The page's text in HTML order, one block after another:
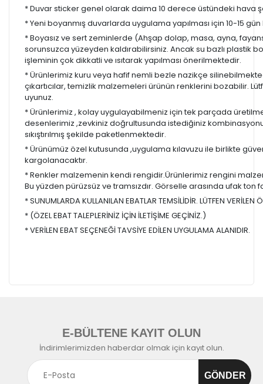
* Duvar sticker genel olarak daima 10 derece üstündeki hava
* Yeni boyanmış duvarlarda uygulama yapılması için 10-15
* Boyasız ve sert zeminlerde (Ahşap dolap, masa, ayna,
sorunsuzca yüzeyden kaldırabilirsiniz. Ancak su bazlı plastik
işleminin çok dikkatli ve ısıtarak yapılması önerilmektedir.
* Ürünlerimiz kuru veya hafif nemli bezle nazikçe
çıkartıcılar, temizlik malzemeleri ürünün renklerini bozabilir.
uyunuz.
* Ürünlerimiz , kolay uygulayabilmeniz için tek parçada
desenlerimiz ,zevkiniz doğrultusunda istediğiniz
sıkıştırılmış şekilde paketlenmektedir.
* Ürünümüz özel kutusunda ,uygulama kılavuzu ile birlikte
kargolanacaktır.
* Renkler malzemenin kendi rengidir.Ürünlerimiz rengini
Bu yüzden pürüzsüz ve tramsızdır. Görselle arasında ufak ton
* SUNUMLARDA KULLANILAN EBATLAR TEMSİLİDİR. LÜTFEN VERİLEN
* (ÖZEL EBAT TALEPLERİNİZ İÇİN İLETİŞİME GEÇİNİZ.)
* VERİLEN EBAT SEÇENEĞİ TAVSİYE EDİLEN UYGULAMA ALANIDIR.
E-BÜLTENE KAYIT OLUN
İndirimlerimizden haberdar olmak için kayıt olun.